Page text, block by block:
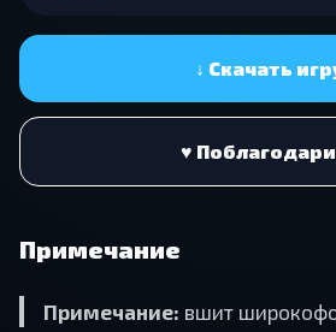
↓ Скачать
♥
Примечание
Примечание: вшит